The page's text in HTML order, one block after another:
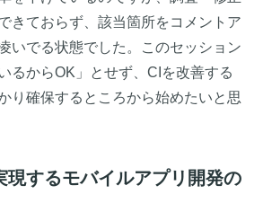
きておらず、該当箇所をコメントア
いでる状態でした。このセッション
るからOK」とせず、CIを改善する
り確保するところから始めたいと思
現するモバイルアプリ開発の